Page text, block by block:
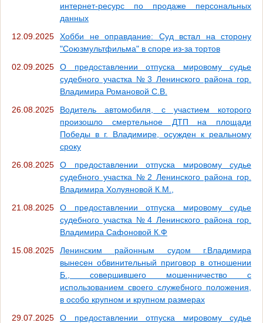
интернет-ресурс по продаже персональных
данных
12.09.2025
Хобби не оправдание: Суд встал на сторону
"Союзмультфильма" в споре из-за тортов
02.09.2025
О предоставлении отпуска мировому судье
судебного участка №3 Ленинского района гор.
Владимира Романовой С.В.
26.08.2025
Водитель автомобиля, с участием которого
произошло смертельное ДТП на площади
Победы в г. Владимире, осужден к реальному
сроку
26.08.2025
О предоставлении отпуска мировому судье
судебного участка №2 Ленинского района гор.
Владимира Холуяновой К.М.,
21.08.2025
О предоставлении отпуска мировому судье
судебного участка №4 Ленинского района гор.
Владимира Сафоновой К.Ф
15.08.2025
Ленинским районным судом г.Владимира
вынесен обвинительный приговор в отношении
Б., совершившего мошенничество с
использованием своего служебного положения,
в особо крупном и крупном размерах
29.07.2025
О предоставлении отпуска мировому судье